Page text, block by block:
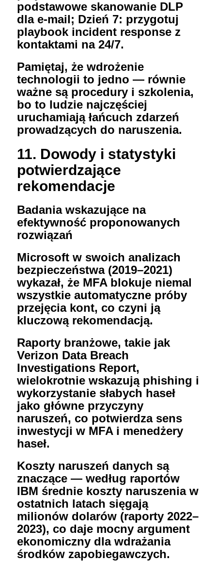
podstawowe skanowanie DLP
dla e‑mail; Dzień 7: przygotuj
playbook incident response z
kontaktami na 24/7.
Pamiętaj, że wdrożenie
technologii to jedno — równie
ważne są procedury i szkolenia,
bo to ludzie najczęściej
uruchamiają łańcuch zdarzeń
prowadzących do naruszenia.
11. Dowody i statystyki
potwierdzające
rekomendacje
Badania wskazujące na
efektywność proponowanych
rozwiązań
Microsoft w swoich analizach
bezpieczeństwa (2019–2021)
wykazał, że MFA blokuje niemal
wszystkie automatyczne próby
przejęcia kont, co czyni ją
kluczową rekomendacją.
Raporty branżowe, takie jak
Verizon Data Breach
Investigations Report,
wielokrotnie wskazują phishing i
wykorzystanie słabych haseł
jako główne przyczyny
naruszeń, co potwierdza sens
inwestycji w MFA i menedżery
haseł.
Koszty naruszeń danych są
znaczące — według raportów
IBM średnie koszty naruszenia w
ostatnich latach sięgają
milionów dolarów (raporty 2022–
2023), co daje mocny argument
ekonomiczny dla wdrażania
środków zapobiegawczych.